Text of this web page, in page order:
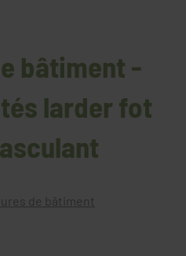
bâtiment -
larder fot
de bâtiment